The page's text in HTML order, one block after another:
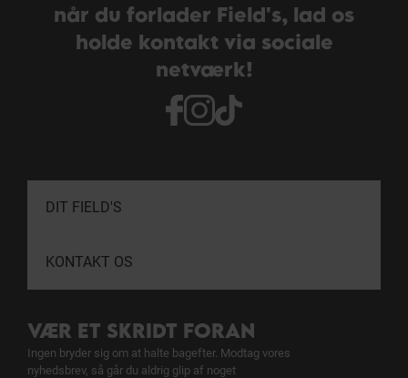
når du forlader Field's, lad os
holde kontakt via sociale
netværk!
DIT FIELD'S
KONTAKT OS
VÆR ET SKRIDT FORAN
Ingen bryder sig om at halte bagefter. Modtag vores
nyhedsbrev, så går du aldrig glip af noget